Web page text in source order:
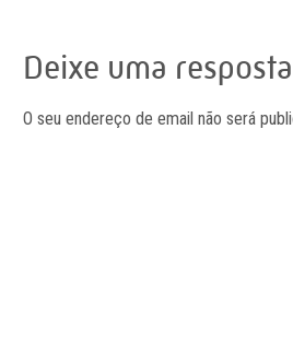
Deixe uma resposta
O seu endereço de email não será